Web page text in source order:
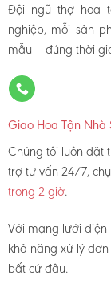
Đội ngũ thợ hoa
nghiệp, mỗi sản
mẫu – đúng thời
Giao Hoa Tận Nhà
Chúng tôi luôn đặt
trợ tư vấn 24/7,
trong 2 giờ.
Với mạng lưới điện
khả năng xử lý
bất cứ đâu.